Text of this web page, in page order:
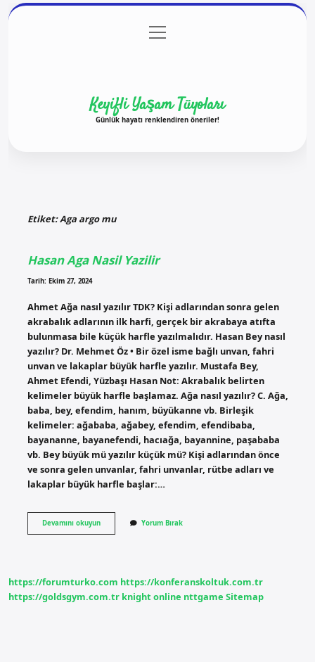
Gizlilik Politikası
menüyü
aç
Keyifli Yaşam Tüyoları
Günlük hayatı renklendiren öneriler!
Etiket:Aga argo mu
Hasan Aga Nasil Yazilir
Tarih: Ekim 27, 2024
Ahmet Ağa nasıl yazılır TDK? Kişi adlarından sonra gelen
akrabalık adlarının ilk harfi, gerçek bir akrabaya atıfta
bulunmasa bile küçük harfle yazılmalıdır. Hasan Bey nasıl
yazılır? Dr. Mehmet Öz • Bir özel isme bağlı unvan, fahri
unvan ve lakaplar büyük harfle yazılır. Mustafa Bey,
Ahmet Efendi, Yüzbaşı Hasan Not: Akrabalık belirten
kelimeler büyük harfle başlamaz. Ağa nasıl yazılır? C. Ağa,
baba, bey, efendim, hanım, büyükanne vb. Birleşik
kelimeler: ağababa, ağabey, efendim, efendibaba,
bayananne, bayanefendi, hacıağa, bayannine, paşababa
vb. Bey büyük mü yazılır küçük mü? Kişi adlarından önce
ve sonra gelen unvanlar, fahri unvanlar, rütbe adları ve
lakaplar büyük harfle başlar:…
Devamını okuyunHasan
Aga
Yorum Bırak
https://forumturko.com https://konferanskoltuk.com.tr
https://goldsgym.com.tr knight online nttgame Sitemap